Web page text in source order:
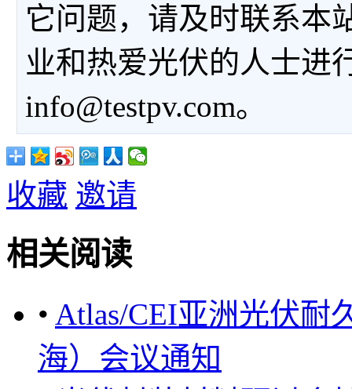
它问题，请及时联系本
业和热爱光伏的人士进
info@testpv.com。
收藏 邀请
相关阅读
• Atlas/CEI亚洲光伏耐
海）会议通知